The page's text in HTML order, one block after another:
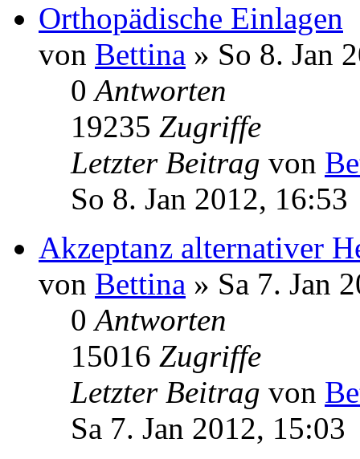
Orthopädische Einlagen
von Bettina » So 8. Jan
0Antworten
19235 Zugriffe
Letzter Beitrag von
So 8. Jan 2012, 16:53
Akzeptanz alternativer
von Bettina » Sa 7. Jan
0Antworten
15016 Zugriffe
Letzter Beitrag von
Sa 7. Jan 2012, 15:03